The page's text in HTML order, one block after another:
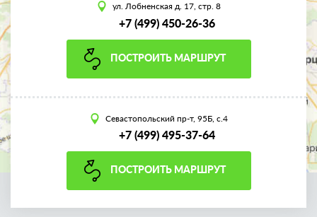
ул. Лобненская д. 17, стр. 8
+7 (499) 450-26-36
ПОСТРОИТЬ МАРШРУТ
Севастопольский пр-т, 95Б, с.4
+7 (499) 495-37-64
ПОСТРОИТЬ МАРШРУТ